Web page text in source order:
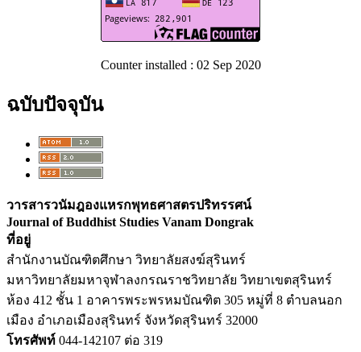
Counter installed : 02 Sep 2020
ฉบับปัจจุบัน
วารสารวนัมฎองแหรกพุทธศาสตรปริทรรศน์
Journal of Buddhist Studies Vanam Dongrak
ที่อยู่
สำนักงานบัณฑิตศึกษา วิทยาลัยสงฆ์สุรินทร์
มหาวิทยาลัยมหาจุฬาลงกรณราชวิทยาลัย วิทยาเขตสุรินทร์
ห้อง 412 ชั้น 1 อาคารพระพรหมบัณฑิต 305 หมู่ที่ 8 ตำบลนอก
เมือง อำเภอเมืองสุรินทร์ จังหวัดสุรินทร์ 32000
โทรศัพท์ 044-142107 ต่อ 319